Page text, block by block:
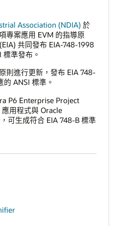
Association (NDIA) 於
專案應用 EVM 的指導原
共同發布 EIA-748-1998
準發布。
則進行更新，發布 EIA 748-
ANSI 標準。
P6 Enterprise Project
用程式與 Oracle
可生成符合 EIA 748-B 標準